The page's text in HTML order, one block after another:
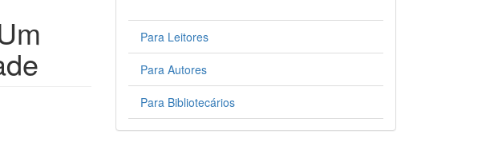
Para Leitores
Para Autores
Para Bibliotecários